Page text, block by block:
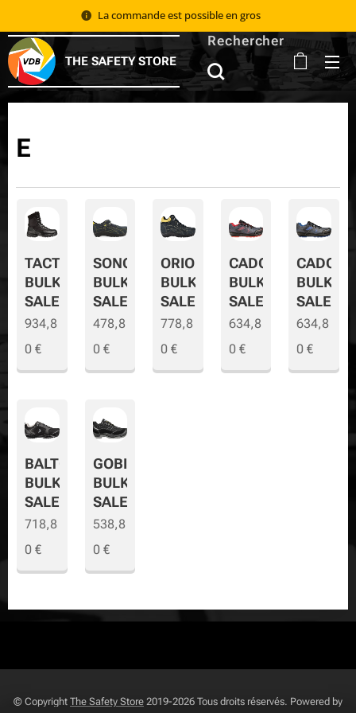
La commande est possible en gros 📦
THE SAFETY STORE
Rechercher
E
TACTIC
BULK
SALE
934,8
0 €
SONORA
BULK
SALE
478,8
0€
ORION
BULK
SALE
778,8
0 €
CADOR
BULK
SALE
634,8
0€
CADOR-
BULK-
SALE
634,8
0 €
BALTO
BULK
SALE
718,8
0 €
GOBI
BULK
SALE
538,8
0€
© Copyright The Safety Store 2019-2026 Tous droits réservés. Powered by